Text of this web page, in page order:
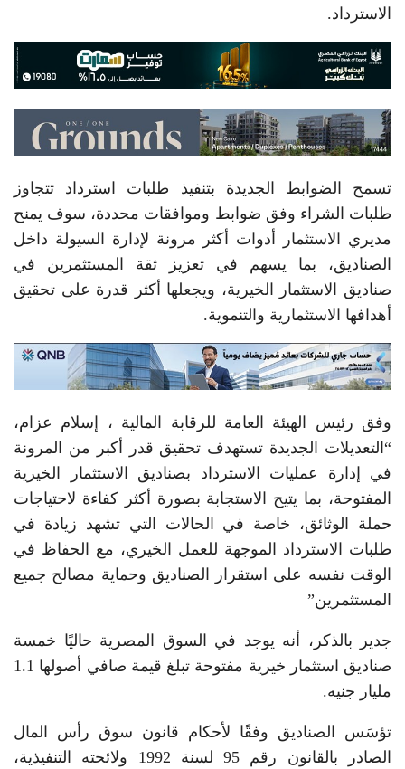
الاسترداد.
تسمح الضوابط الجديدة بتنفيذ طلبات استرداد تتجاوز
طلبات الشراء وفق ضوابط وموافقات محددة، سوف يمنح
مديري الاستثمار أدوات أكثر مرونة لإدارة السيولة داخل
الصناديق، بما يسهم في تعزيز ثقة المستثمرين في
صناديق الاستثمار الخيرية، ويجعلها أكثر قدرة على تحقيق
أهدافها الاستثمارية والتنموية.
وفق رئيس الهيئة العامة للرقابة المالية ، إسلام عزام،
“التعديلات الجديدة تستهدف تحقيق قدر أكبر من المرونة
في إدارة عمليات الاسترداد بصناديق الاستثمار الخيرية
المفتوحة، بما يتيح الاستجابة بصورة أكثر كفاءة لاحتياجات
حملة الوثائق، خاصة في الحالات التي تشهد زيادة في
طلبات الاسترداد الموجهة للعمل الخيري، مع الحفاظ في
الوقت نفسه على استقرار الصناديق وحماية مصالح جميع
المستثمرين”
جدير بالذكر، أنه يوجد في السوق المصرية حاليًا خمسة
صناديق استثمار خيرية مفتوحة تبلغ قيمة صافي أصولها 1.1
مليار جنيه.
تؤسَس الصناديق وفقًا لأحكام قانون سوق رأس المال
الصادر بالقانون رقم 95 لسنة 1992 ولائحته التنفيذية،